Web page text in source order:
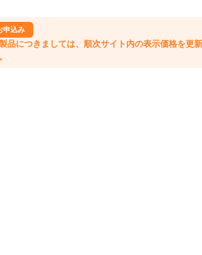
申込み
につきましては、順次サイト内の表示価格を更新